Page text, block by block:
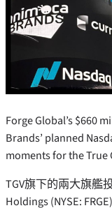
Forge Global’s $660
Brands’ planned
moments for the True
TGV旗下的兩大旗艦
Holdings (NYSE: